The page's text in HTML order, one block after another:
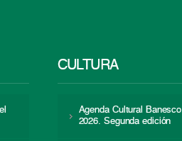
CULTURA
Agenda Cultural
2026. Segunda edición